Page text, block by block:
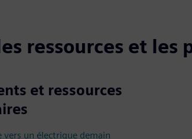
ressources et les
et ressources
un électrique demain